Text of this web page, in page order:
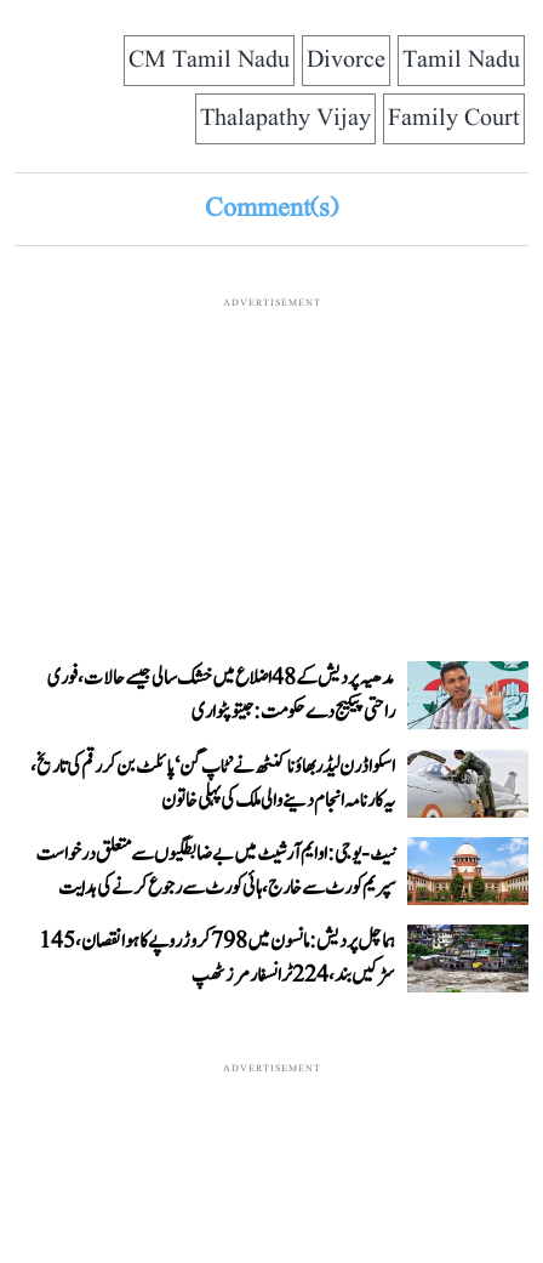
Tamil Nadu
Divorce
CM Tamil Nadu
Family Court
Thalapathy Vijay
Comment(s)
ADVERTISEMENT
مدھیہ پردیش کے 48 اضلاع میں خشک سالی جیسے حالات، فوری
راحتی پیکیج دے حکومت: جیتو پٹواری
اسکواڈرن لیڈر بھاؤنا کنٹھ نے ’ٹاپ گن‘ پائلٹ بن کر رقم کی تاریخ،
یہ کارنامہ انجام دینے والی ملک کی پہلی خاتون
نیٹ-یو جی: او ایم آر شیٹ میں بے ضابطگیوں سے متعلق درخواست
سپریم کورٹ سے خارج، ہائی کورٹ سے رجوع کرنے کی ہدایت
ہماچل پردیش: مانسون میں 798 کروڑ روپے کا ہوا نقصان، 145
سڑکیں بند، 224 ٹرانسفارمرز ٹھپ
ADVERTISEMENT